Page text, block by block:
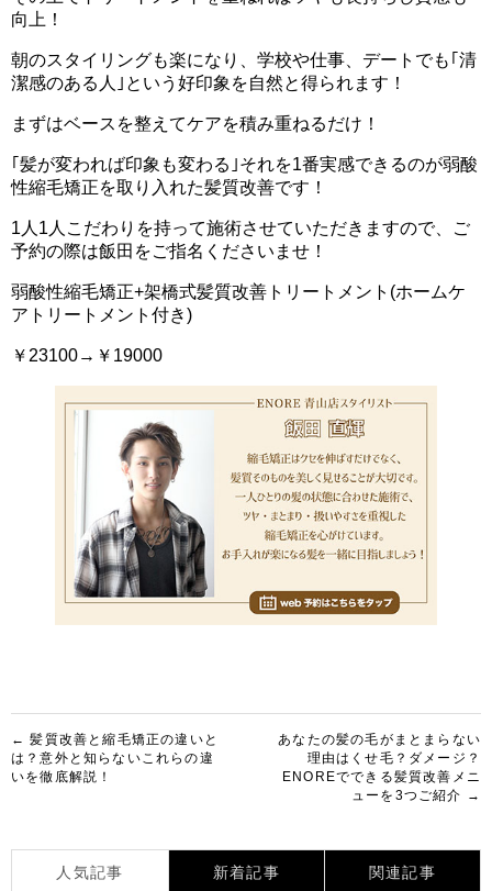
向上！
朝のスタイリングも楽になり、学校や仕事、デートでも｢清
潔感のある人｣という好印象を自然と得られます！
まずはベースを整えてケアを積み重ねるだけ！
｢髪が変われば印象も変わる｣それを1番実感できるのが弱酸
性縮毛矯正を取り入れた髪質改善です！
1人1人こだわりを持って施術させていただきますので、ご
予約の際は飯田をご指名くださいませ！
弱酸性縮毛矯正+架橋式髪質改善トリートメント(ホームケ
アトリートメント付き)
￥23100→￥19000
投
稿
ビ
← 髪質改善と縮毛矯正の違いと
は？意外と知らないこれらの違
いを徹底解説！
あなたの髪の毛がまとまらない
理由はくせ毛？ダメージ？
ENOREでできる髪質改善メニ
ューを3つご紹介 →
人気記事 新着記事 関連記事